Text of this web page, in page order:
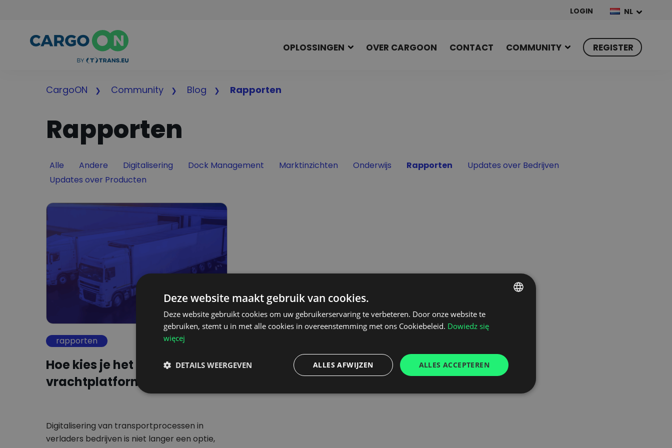
LOGIN NL
OPLOSSINGEN OVER CARGOON CONTACT COMMUNITY REGISTER
CargoON Community Blog Rapporten
Rapporten
Filter by
Alle Filter by
Andere Filter by
Digitalisering Filter by
Dock Management Filter by
Marktinzichten Filter by
Onderwijs Filter by
Rapporten Filter by
Updates over Bedrijven
Filter by
Updates over Producten
rapporten
Hoe kies je het beste digitale
vrachtplatform?
Digitalisering van transportprocessen in
verladers bedrijven is niet langer een optie,
ENGLISH
UKRAINIAN
Deze website maakt gebruik van cookies.
Deze website gebruikt cookies om uw gebruikerservaring te verbeteren. Door onze website te
gebruiken, stemt u in met alle cookies in overeenstemming met ons Cookiebeleid. Dowiedz się
więcej
ALLES ACCEPTEREN
ALLES AFWIJZEN
DETAILS WEERGEVEN